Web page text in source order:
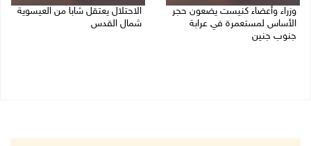
وزراء وأعضاء كنيست يضعون حجر
الأساس لمستعمرة في عرابة
جنوب جنين
الاحتلال يعتقل شابا من العيسوية
شمال القدس